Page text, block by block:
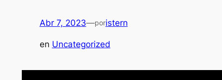
Abr 7, 2023—poristern
en Uncategorized